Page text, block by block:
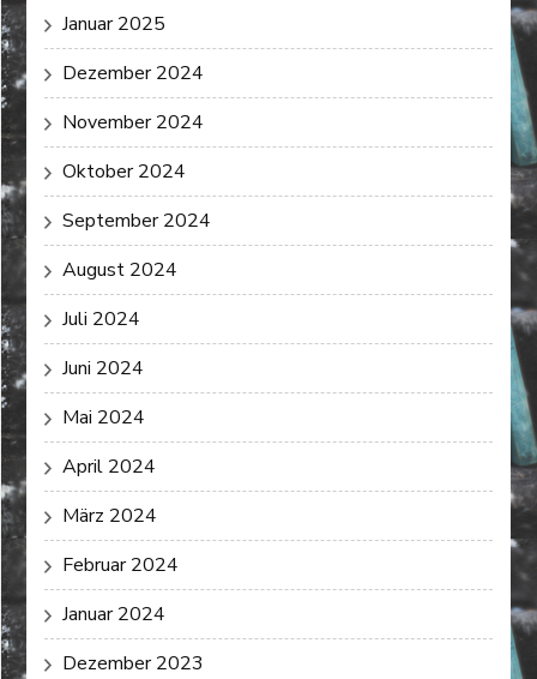
Januar 2025
Dezember 2024
November 2024
Oktober 2024
September 2024
August 2024
Juli 2024
Juni 2024
Mai 2024
April 2024
März 2024
Februar 2024
Januar 2024
Dezember 2023